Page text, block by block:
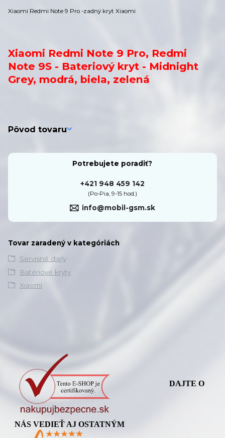
Xiaomi Redmi Note 9 Pro -zadný kryt Xiaomi
Xiaomi Redmi Note 9 Pro, Redmi
Note 9S - Bateriový kryt - Midnight
Grey, modrá, biela, zelená
Pôvod tovaru
Potrebujete poradiť?
+421 948 459 142
(Po-Pia, 9-15 hod.)
info@mobil-gsm.sk
Tovar zaradený v kategóriách
Servisné diely
Batériové kryty
Xiaomi
DAJTE O
NÁS VEDIEŤ AJ OSTATNÝM